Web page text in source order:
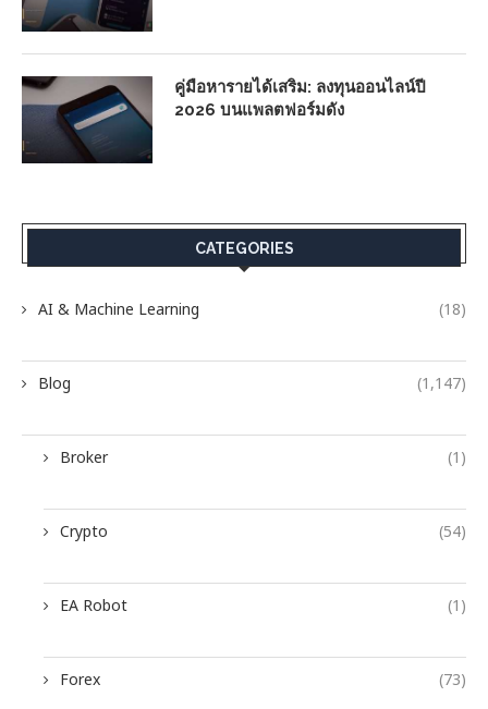
คู่มือหารายได้เสริม: ลงทุนออนไลน์ปี
2026 บนแพลตฟอร์มดัง
CATEGORIES
AI & Machine Learning (18)
Blog (1,147)
Broker (1)
Crypto (54)
EA Robot (1)
Forex (73)